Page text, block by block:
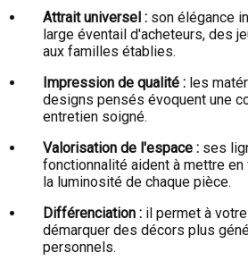
Attrait universel : son élégance
large éventail d'acheteurs, des
aux familles établies.
Impression de qualité : les
designs pensés évoquent une
entretien soigné.
Valorisation de l'espace : ses
fonctionnalité aident à mettre
la luminosité de chaque pièce.
Différenciation : il permet à
démarquer des décors plus
personnels.